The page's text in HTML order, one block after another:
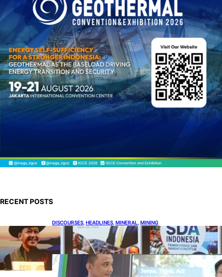
RECENT POSTS
DISCOURSES HEADLINES MINERAL MINING
Bahlil Luncurkan 10 Buku Rekam Jejak
Kepemimpinan dan Kebijakan
HEADLINES, TECHNOLOGY
Teknologi Keselamatan, Penentu
Baru Persaingan Industri